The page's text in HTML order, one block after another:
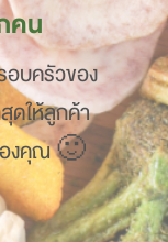
คน
อบครัวของ
ดให้ลูกค้า
องคุณ 🙂